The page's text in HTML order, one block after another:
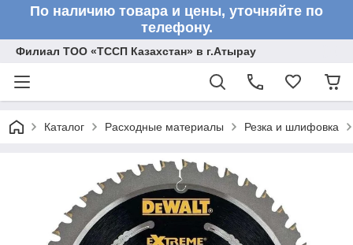
По наличию товара и цены, уточняйте по
телефону.
Филиал ТОО «ТССП Казахстан» в г.Атырау
Каталог Расходные материалы Резка и шлифовка